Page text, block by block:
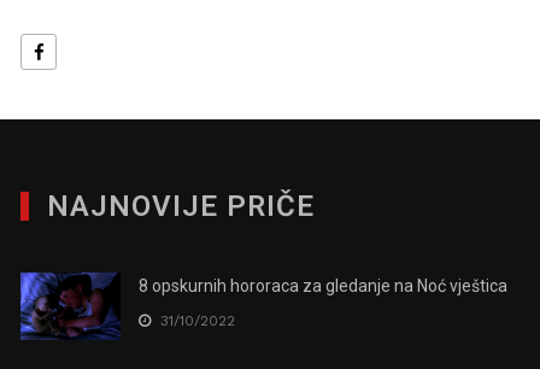
NAJNOVIJE PRIČE
8 opskurnih hororaca za gledanje na Noć vještica
31/10/2022